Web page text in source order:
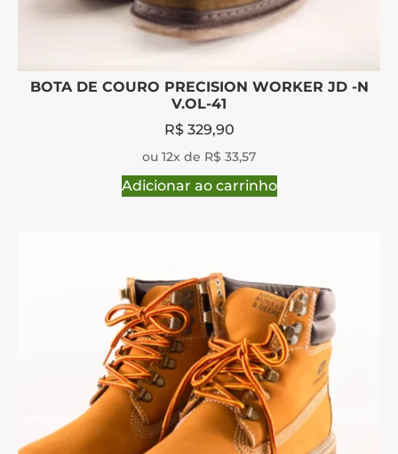
BOTA DE COURO PRECISION WORKER JD -N
V.OL-41
R$329,90
ou 12x de R$ 33,57
Adicionar ao carrinho